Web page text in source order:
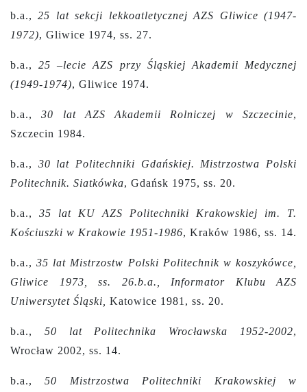
b.a.,25 lat sekcji lekkoatletycznej AZS Gliwice (1947-
1972), Gliwice 1974, ss. 27.
b.a.,25 –lecie AZS przy Śląskiej Akademii Medycznej
(1949-1974), Gliwice 1974.
b.a.,30 lat AZS Akademii Rolniczej w Szczecinie,
Szczecin 1984.
b.a., 30 lat Politechniki Gdańskiej. Mistrzostwa Polski
Politechnik. Siatkówka, Gdańsk 1975, ss. 20.
b.a., 35 lat KU AZS Politechniki Krakowskiej im. T.
Kościuszki w Krakowie 1951-1986, Kraków 1986, ss. 14.
b.a.,35 lat Mistrzostw Polski Politechnik w koszykówce,
Gliwice 1973, ss. 26.b.a., Informator Klubu AZS
Uniwersytet Śląski,
Katowice 1981, ss. 20.
b.a., 50 lat Politechnika Wrocławska 1952-2002,
Wrocław 2002, ss. 14.
b.a.,50 Mistrzostwa Politechniki Krakowskiej w